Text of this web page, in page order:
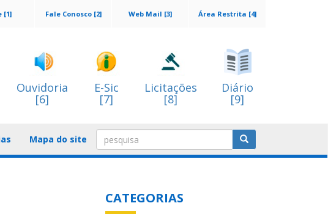
Área Restrita [4]
Web Mail [3]
Fale Conosco [2]
[1]
Ouvidoria
[6]
E-Sic
[7]
Licitações
[8]
Diário
[9]
Mapa do site
CATEGORIAS